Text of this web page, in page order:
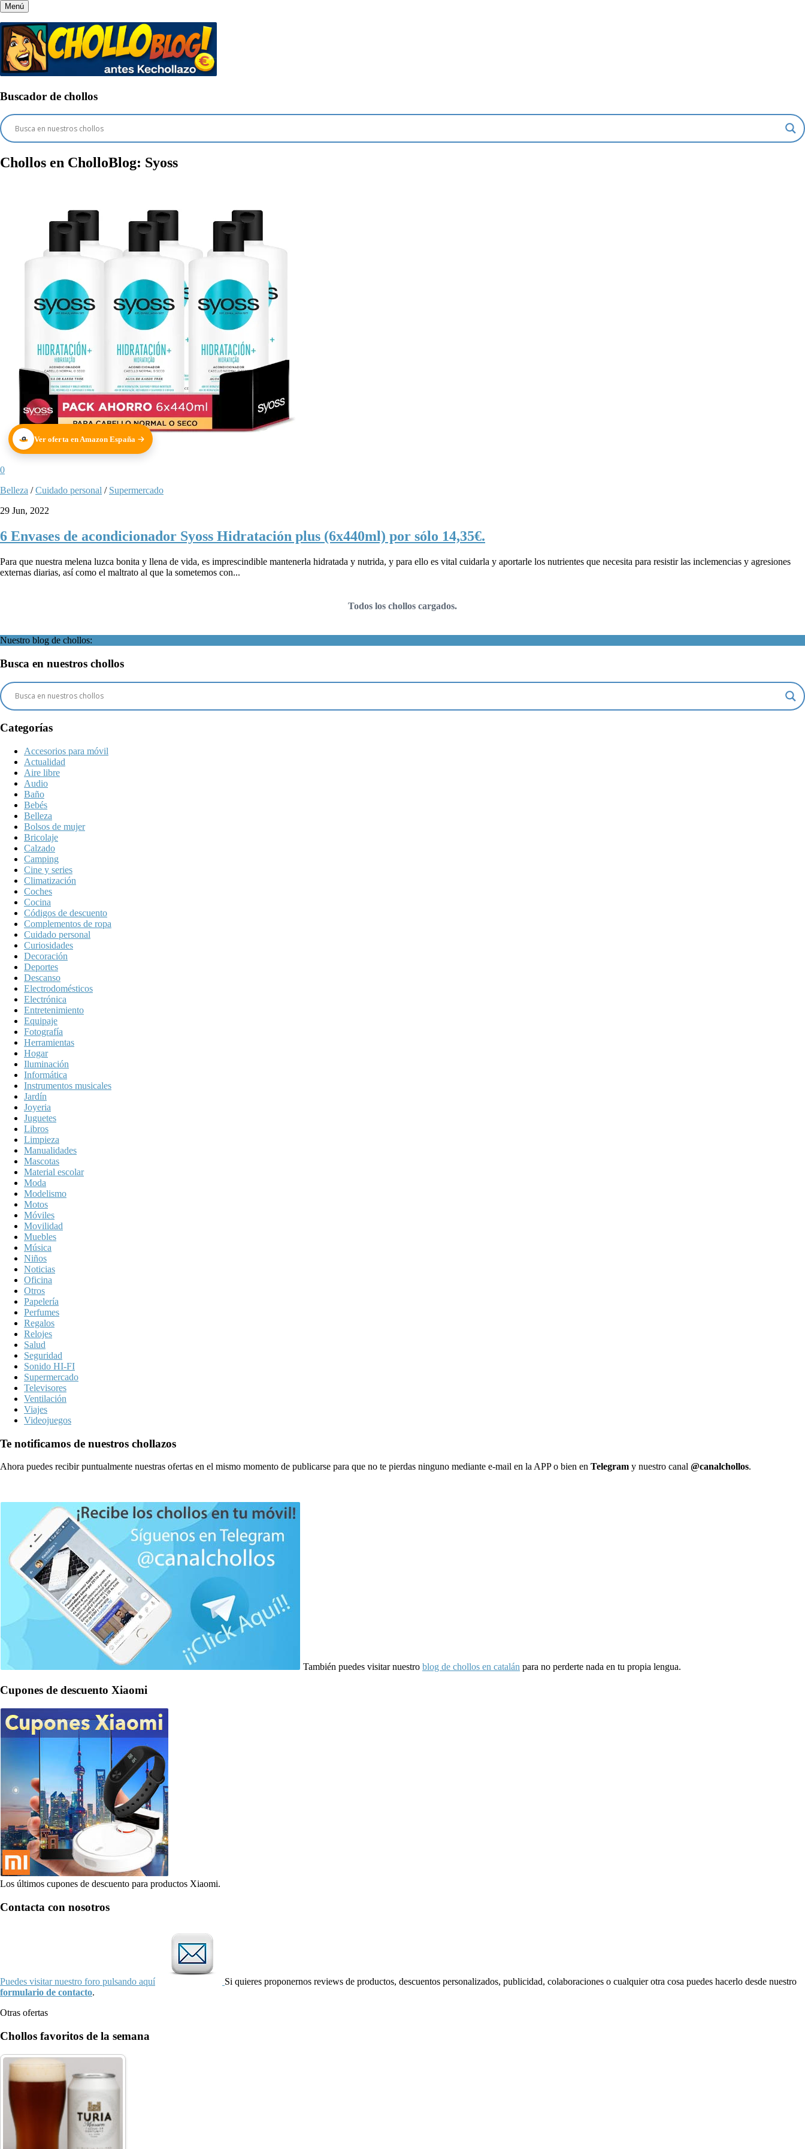
Menú
Buscador de chollos
Chollos en CholloBlog: Syoss
Ver oferta en Amazon España
0
Belleza /Cuidado personal / Supermercado
29 Jun, 2022
6 Envases de acondicionador Syoss Hidratación plus (6x440ml) por sólo 14,35€.
Para que nuestra melena luzca bonita y llena de vida, es imprescindible mantenerla hidratada y nutrida, y para ello es vital cuidarla y aportarle los nutrientes que necesita para resistir las inclemencias y agresiones
externas diarias, así como el maltrato al que la sometemos con...
Todos los chollos cargados.
Nuestro blog de chollos:
Busca en nuestros chollos
Categorías
Accesorios para móvil
Actualidad
Aire libre
Audio
Baño
Bebés
Belleza
Bolsos de mujer
Bricolaje
Calzado
Camping
Cine y series
Climatización
Coches
Cocina
Códigos de descuento
Complementos de ropa
Cuidado personal
Curiosidades
Decoración
Deportes
Descanso
Electrodomésticos
Electrónica
Entretenimiento
Equipaje
Fotografía
Herramientas
Hogar
Iluminación
Informática
Instrumentos musicales
Jardín
Joyeria
Juguetes
Libros
Limpieza
Manualidades
Mascotas
Material escolar
Moda
Modelismo
Motos
Móviles
Movilidad
Muebles
Música
Niños
Noticias
Oficina
Otros
Papelería
Perfumes
Regalos
Relojes
Salud
Seguridad
Sonido HI-FI
Supermercado
Televisores
Ventilación
Viajes
Videojuegos
Te notificamos de nuestros chollazos
Ahora puedes recibir puntualmente nuestras ofertas en el mismo momento de publicarse para que no te pierdas ninguno mediante e-mail en la APP o bien en Telegram y nuestro canal @canalchollos.
También puedes visitar nuestro blog de chollos en catalán para no perderte nada en tu propia lengua.
Cupones de descuento Xiaomi
Los últimos cupones de descuento para productos Xiaomi.
Contacta con nosotros
Puedes visitar nuestro foro pulsando aquí
Si quieres proponernos reviews de productos, descuentos personalizados, publicidad, colaboraciones o cualquier otra cosa puedes hacerlo desde nuestro
formulario de contacto.
Otras ofertas
Chollos favoritos de la semana